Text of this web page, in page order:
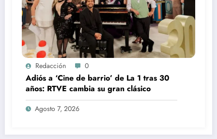
Redacción 0
Adiós a ‘Cine de barrio’ de La 1 tras 30
años: RTVE cambia su gran clásico
Agosto 7, 2026